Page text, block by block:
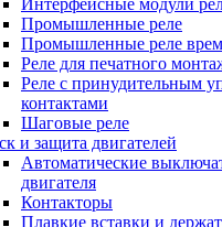
Интерфейсные модули
Промышленные реле
Промышленные реле
Реле для печатного
Реле с принудительным
контактами
Шаговые реле
и защита двигателей
Автоматические
двигателя
Контакторы
Плавкие вставки и